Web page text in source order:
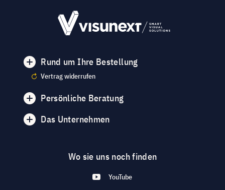
Rund um Ihre Bestellung
Vertrag widerrufen
Persönliche Beratung
Das Unternehmen
Wo sie uns noch finden
YouTube